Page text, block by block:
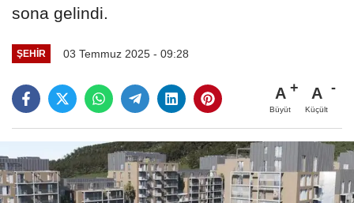
sona gelindi.
ŞEHIR 03 Temmuz 2025 - 09:28
A
Büyüt
A
Küçült